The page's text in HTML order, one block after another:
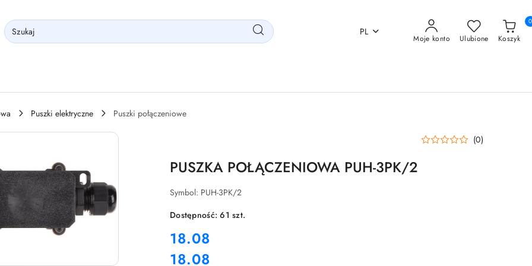
PL
Moje konto Ulubione Koszyk
0
Puszki elektryczne Puszki połączeniowe
(0)
PUSZKA POŁĄCZENIOWA PUH-3PK/2
Symbol: PUH-3PK/2
Dostępność:61szt.
cena:
18.08
Cena:
18.08